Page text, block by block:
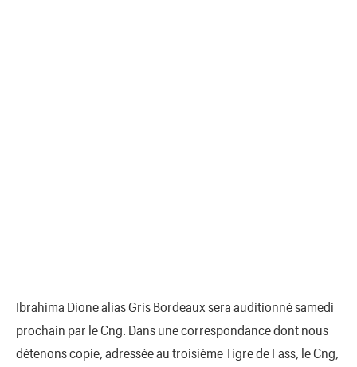
Ibrahima Dione alias Gris Bordeaux sera auditionné samedi
prochain par le Cng. Dans une correspondance dont nous
détenons copie, adressée au troisième Tigre de Fass, le Cng,